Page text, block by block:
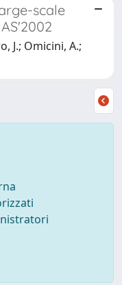
scale
J.; Omicini, A.;